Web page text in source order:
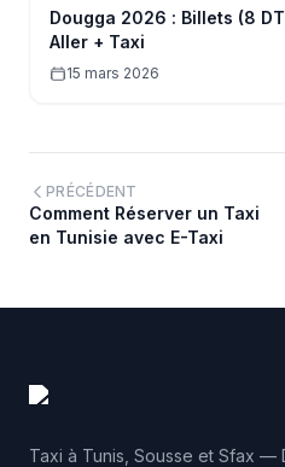
Dougga 2026 : Billets (8
Aller + Taxi
15 mars 2026
PRÉCÉDENT
Comment Réserver un Taxi
en Tunisie avec E-Taxi
Taxi à Tunis, Sousse et Sfax —